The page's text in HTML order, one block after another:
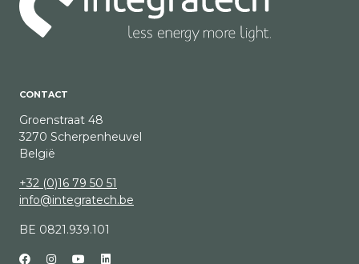
CONTACT
Groenstraat 48
3270 Scherpenheuvel
België
+32 (0)16 79 50 51
info@integratech.be
BE 0821.939.101